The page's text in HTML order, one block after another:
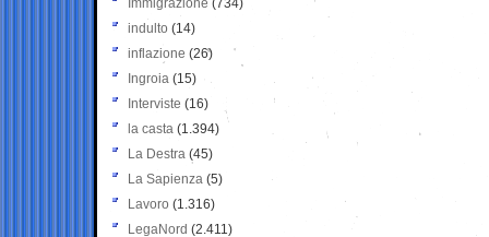
Immigrazione (734)
indulto (14)
inflazione (26)
Ingroia (15)
Interviste (16)
la casta (1.394)
La Destra (45)
La Sapienza (5)
Lavoro (1.316)
LegaNord (2.411)